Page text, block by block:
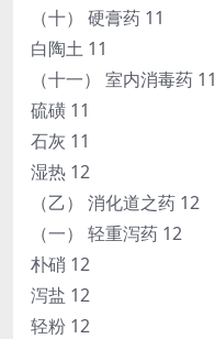
（十） 硬膏药 11
白陶土 11
（十一） 室内消毒药 11
硫磺 11
石灰 11
湿热 12
（乙） 消化道之药 12
（一） 轻重泻药 12
朴硝 12
泻盐 12
轻粉 12